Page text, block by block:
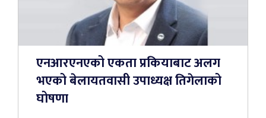
एनआरएनएको एकता प्रकियाबाट अलग
भएको बेलायतवासी उपाध्यक्ष तिगेलाको
घोषणा